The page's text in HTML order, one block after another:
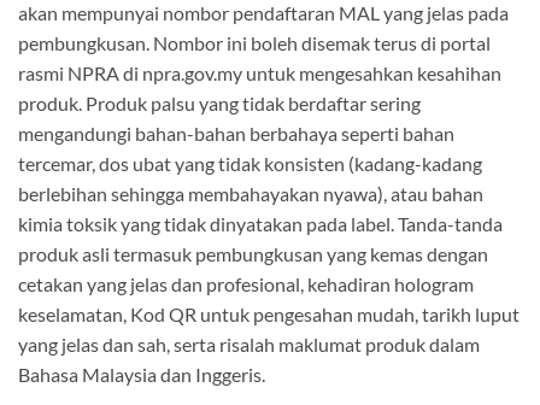
akan mempunyai nombor pendaftaran MAL yang jelas pada
pembungkusan. Nombor ini boleh disemak terus di portal
rasmi NPRA di npra.gov.my untuk mengesahkan kesahihan
produk. Produk palsu yang tidak berdaftar sering
mengandungi bahan-bahan berbahaya seperti bahan
tercemar, dos ubat yang tidak konsisten (kadang-kadang
berlebihan sehingga membahayakan nyawa), atau bahan
kimia toksik yang tidak dinyatakan pada label. Tanda-tanda
produk asli termasuk pembungkusan yang kemas dengan
cetakan yang jelas dan profesional, kehadiran hologram
keselamatan, Kod QR untuk pengesahan mudah, tarikh luput
yang jelas dan sah, serta risalah maklumat produk dalam
Bahasa Malaysia dan Inggeris.